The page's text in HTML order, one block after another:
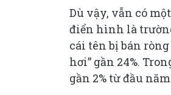
Dù vậy, vẫn có
điển hình là
cái tên bị bán
hơi” gần 24%.
gần 2% từ đầu